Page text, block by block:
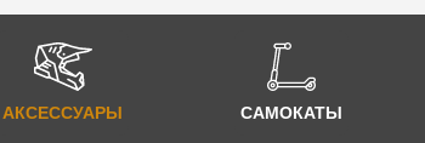
АКСЕССУАРЫ САМОКАТЫ